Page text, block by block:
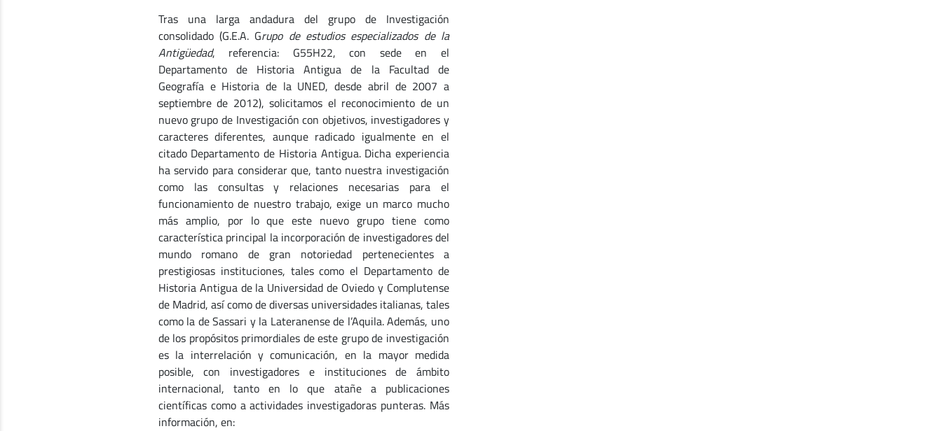
Tras una larga andadura del grupo de Investigación
consolidado (G.E.A. Grupo de estudios especializados de la
Antigüedad, referencia: G55H22, con sede en el
Departamento de Historia Antigua de la Facultad de
Geografía e Historia de la UNED, desde abril de 2007 a
septiembre de 2012), solicitamos el reconocimiento de un
nuevo grupo de Investigación con objetivos, investigadores y
caracteres diferentes, aunque radicado igualmente en el
citado Departamento de Historia Antigua. Dicha experiencia
ha servido para considerar que, tanto nuestra investigación
como las consultas y relaciones necesarias para el
funcionamiento de nuestro trabajo, exige un marco mucho
más amplio, por lo que este nuevo grupo tiene como
característica principal la incorporación de investigadores del
mundo romano de gran notoriedad pertenecientes a
prestigiosas instituciones, tales como el Departamento de
Historia Antigua de la Universidad de Oviedo y Complutense
de Madrid, así como de diversas universidades italianas, tales
como la de Sassari y la Lateranense de l’Aquila. Además, uno
de los propósitos primordiales de este grupo de investigación
es la interrelación y comunicación, en la mayor medida
posible, con investigadores e instituciones de ámbito
internacional, tanto en lo que atañe a publicaciones
científicas como a actividades investigadoras punteras. Más
información, en: